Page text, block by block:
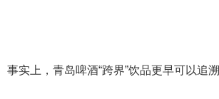
事实上，青岛啤酒“跨界”饮品更早可以追